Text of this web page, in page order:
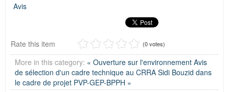
Avis
Rate this item (0 votes)
More in this category: « Ouverture sur l'environnement Avis
de sélection d'un cadre technique au CRRA Sidi Bouzid dans
le cadre de projet PVP-GEP-BPPH »